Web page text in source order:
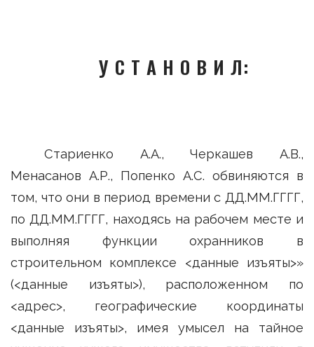
У С Т А Н О В И Л:
Стариенко А.А., Черкашев А.В.,
Менасанов А.Р., Попенко А.С. обвиняются в
том, что они в период времени с ДД.ММ.ГГГГ,
по ДД.ММ.ГГГГ, находясь на рабочем месте и
выполняя функции охранников в
строительном комплексе <данные изъяты>»
(<данные изъяты>), расположенном по
<адрес>, географические координаты
<данные изъяты>, имея умысел на тайное